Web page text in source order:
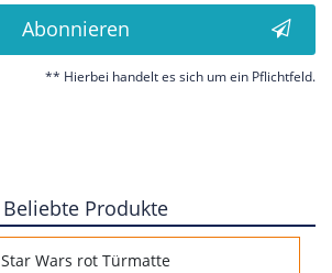
Abonnieren
** Hierbei handelt es sich um ein Pflichtfeld.
Beliebte Produkte
Star Wars rot Türmatte